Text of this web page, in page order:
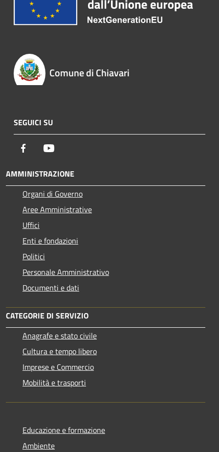
Comune di Chiavari
SEGUICI SU
Facebook
AMMINISTRAZIONE
Organi di Governo
Aree Amministrative
Uffici
Enti e fondazioni
Politici
Personale Amministrativo
Documenti e dati
CATEGORIE DI SERVIZIO
Anagrafe e stato civile
Cultura e tempo libero
Imprese e Commercio
Mobilità e trasporti
Educazione e formazione
Ambiente